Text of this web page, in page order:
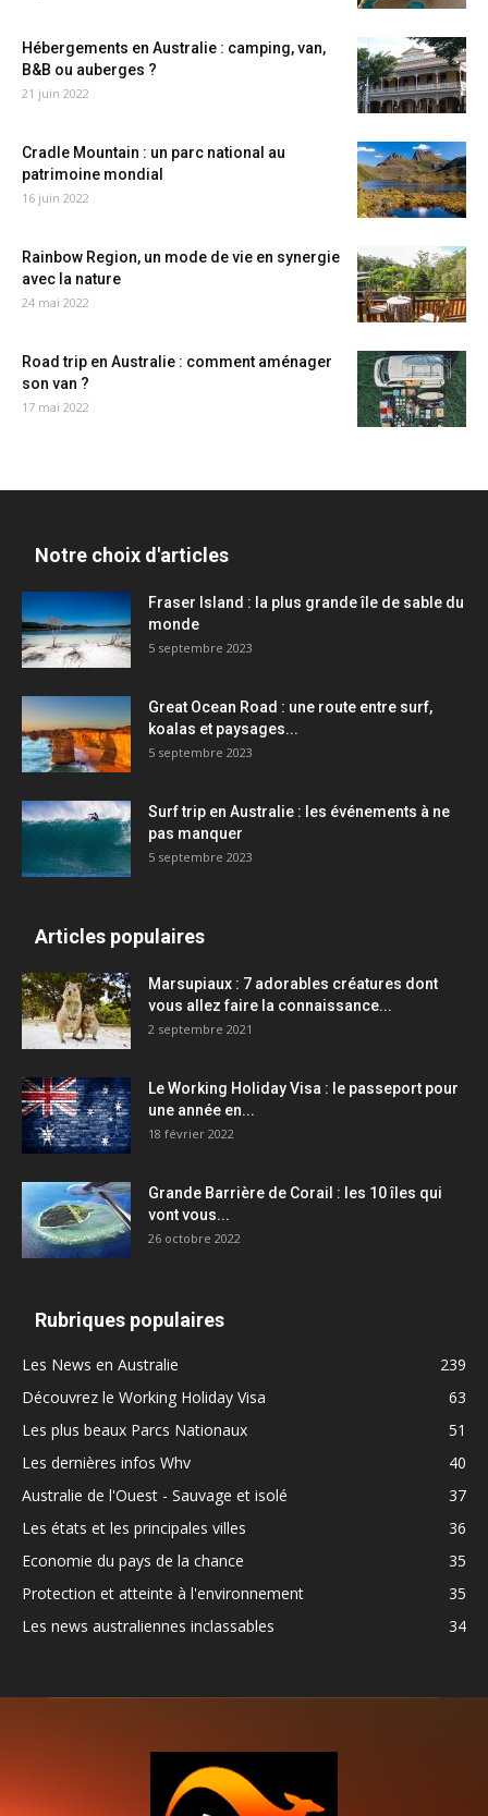
Hébergements en Australie : camping, van,
B&B ou auberges ?
21 juin 2022
Cradle Mountain : un parc national au
patrimoine mondial
16 juin 2022
Rainbow Region, un mode de vie en synergie
avec la nature
24 mai 2022
Road trip en Australie : comment aménager
son van ?
17 mai 2022
Notre choix d'articles
Fraser Island : la plus grande île de sable du
monde
5 septembre 2023
Great Ocean Road : une route entre surf,
koalas et paysages...
5 septembre 2023
Surf trip en Australie : les événements à ne
pas manquer
5 septembre 2023
Articles populaires
Marsupiaux : 7 adorables créatures dont
vous allez faire la connaissance...
2 septembre 2021
Le Working Holiday Visa : le passeport pour
une année en...
18 février 2022
Grande Barrière de Corail : les 10 îles qui
vont vous...
26 octobre 2022
Rubriques populaires
Les News en Australie
239
Découvrez le Working Holiday Visa
63
Les plus beaux Parcs Nationaux
51
Les dernières infos Whv
40
Australie de l'Ouest - Sauvage et isolé
37
Les états et les principales villes
36
Economie du pays de la chance
35
Protection et atteinte à l'environnement
35
Les news australiennes inclassables
34